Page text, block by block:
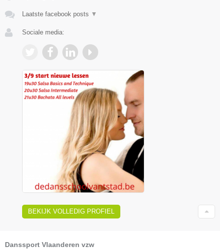
Laatste facebook posts ▼
Sociale media:
BEKIJK VOLLEDIG PROFIEL
Danssport Vlaanderen vzw